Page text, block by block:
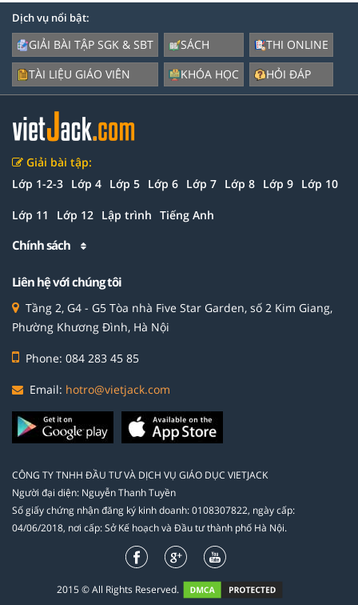
Dịch vụ nổi bật:
GIẢI BÀI TẬP SGK & SBT
TÀI LIỆU GIÁO VIÊN
SÁCH
KHÓA HỌC
THI ONLINE
HỎI ĐÁP
Giải bài tập:
Lớp 1-2-3 Lớp 4 Lớp 5 Lớp 6 Lớp 7 Lớp 8 Lớp 9 Lớp 10
Lớp 11 Lớp 12 Lập trình Tiếng Anh
Chính sách
Liên hệ với chúng tôi
Tầng 2, G4 - G5 Tòa nhà Five Star Garden, số 2 Kim Giang,
Phường Khương Đình, Hà Nội
Phone: 084 283 45 85
Email: hotro@vietjack.com
CÔNG TY TNHH ĐẦU TƯ VÀ DỊCH VỤ GIÁO DỤC VIETJACK
Người đại diện: Nguyễn Thanh Tuyền
Số giấy chứng nhận đăng ký kinh doanh: 0108307822, ngày cấp:
04/06/2018, nơi cấp: Sở Kế hoạch và Đầu tư thành phố Hà Nội.
2015 © All Rights Reserved.